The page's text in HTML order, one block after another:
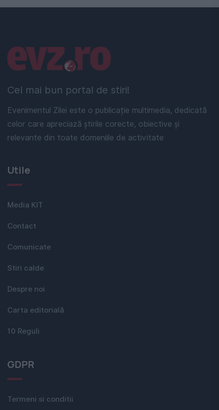
Cel mai bun portal de stiri!
Evenimentul Zilei este o publicație multimedia, dedicată
celor care apreciază știrile corecte, obiective și
relevante din toate domeniile de activitate
Linkuri utile
Utile
Media KIT
Contact
Comunicate
Stiri calde
Despre noi
Carta editorială
10 Reguli
GDPR
Termeni si conditii